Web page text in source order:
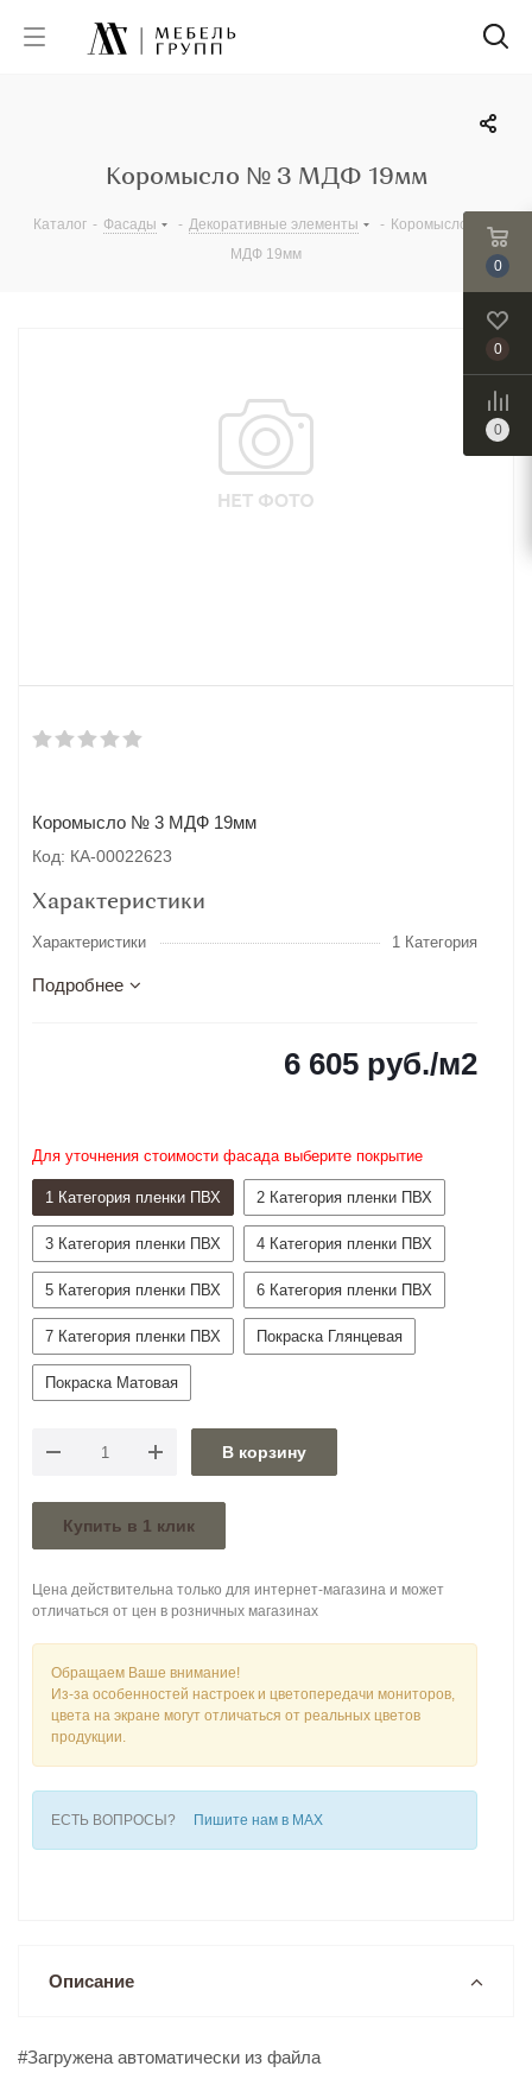
Коромысло № 3 МДФ 19мм
Каталог - Фасады - Декоративные элементы - Коромысло № 3
МДФ 19мм
Коромысло № 3 МДФ 19мм
Код: КА-00022623
Характеристики
Характеристики 1 Категория
Подробнее
6 605 руб./м2
Для уточнения стоимости фасада выберите покрытие
1 Категория пленки ПВХ 2 Категория пленки ПВХ
3 Категория пленки ПВХ 4 Категория пленки ПВХ
5 Категория пленки ПВХ 6 Категория пленки ПВХ
7 Категория пленки ПВХ Покраска Глянцевая
Покраска Матовая
В корзину
Купить в 1 клик
Цена действительна только для интернет-магазина и может
отличаться от цен в розничных магазинах
Обращаем Ваше внимание!
Из-за особенностей настроек и цветопередачи мониторов,
цвета на экране могут отличаться от реальных цветов
продукции.
ЕСТЬ ВОПРОСЫ? Пишите нам в MAX
Описание
#Загружена автоматически из файла
0
0
0